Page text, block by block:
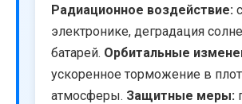
Радиационное воздействие:
электронике, деградация
батарей. Орбитальные
ускоренное торможение в
атмосферы. Защитные меры: